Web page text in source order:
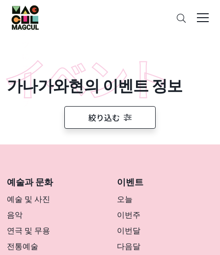
ン
テ
ン
ス
キ
ッ
가나가와현의 이벤트 정보
絞り込む
예술과 문화
예술 및 사진
음악
연극 및 무용
전통예술
이벤트
오늘
이번주
이번달
다음달